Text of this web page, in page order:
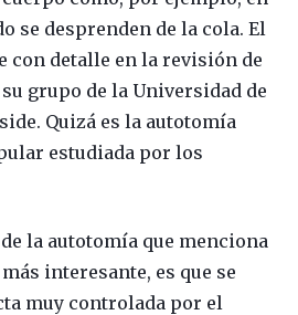
se desprenden de la cola. El
con detalle en la revisión de
grupo de la Universidad de
Quizá es la autotomía
estudiada por los
la autotomía que menciona
interesante, es que se
muy controlada por el